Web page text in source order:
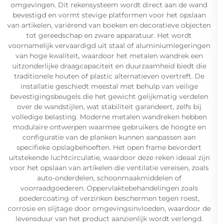
omgevingen. Dit rekensysteem wordt direct aan de wand
bevestigd en vormt stevige platformen voor het opslaan
van artikelen, variërend van boeken en decoratieve objecten
tot gereedschap en zware apparatuur. Het wordt
voornamelijk vervaardigd uit staal of aluminiumlegeringen
van hoge kwaliteit, waardoor het metalen wandrek een
uitzonderlijke draagcapaciteit en duurzaamheid biedt die
traditionele houten of plastic alternatieven overtreft. De
installatie geschiedt meestal met behulp van veilige
bevestigingsbeugels die het gewicht gelijkmatig verdelen
over de wandstijlen, wat stabiliteit garandeert, zelfs bij
volledige belasting. Moderne metalen wandreken hebben
modulaire ontwerpen waarmee gebruikers de hoogte en
configuratie van de planken kunnen aanpassen aan
specifieke opslagbehoeften. Het open frame bevordert
uitstekende luchtcirculatie, waardoor deze reken ideaal zijn
voor het opslaan van artikelen die ventilatie vereisen, zoals
auto-onderdelen, schoonmaakmiddelen of
voorraadgoederen. Oppervlaktebehandelingen zoals
poedercoating of verzinken beschermen tegen roest,
corrosie en slijtage door omgevingsinvloeden, waardoor de
levensduur van het product aanzienlijk wordt verlengd.